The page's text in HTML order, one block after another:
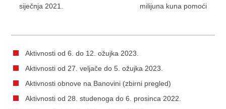
siječnja 2021.
milijuna kuna pomoći
Aktivnosti od 6. do 12. ožujka 2023.
Aktivnosti od 27. veljače do 5. ožujka 2023.
Aktivnosti obnove na Banovini (zbirni pregled)
Aktivnosti od 28. studenoga do 6. prosinca 2022.